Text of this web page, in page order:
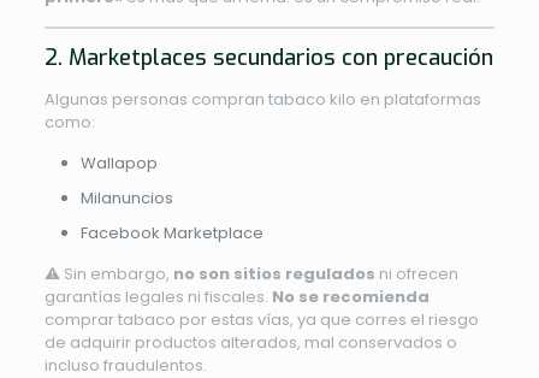
2. Marketplaces secundarios con precaución
Algunas personas compran tabaco kilo en plataformas
como:
Wallapop
Milanuncios
Facebook Marketplace
⚠️ Sin embargo, no son sitios regulados ni ofrecen
garantías legales ni fiscales. No se recomienda
comprar tabaco por estas vías, ya que corres el riesgo
de adquirir productos alterados, mal conservados o
incluso fraudulentos.